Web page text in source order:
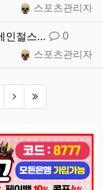
작성자스포츠관리자
인절스… 댓글
0
작성자스포츠관리자
(next)